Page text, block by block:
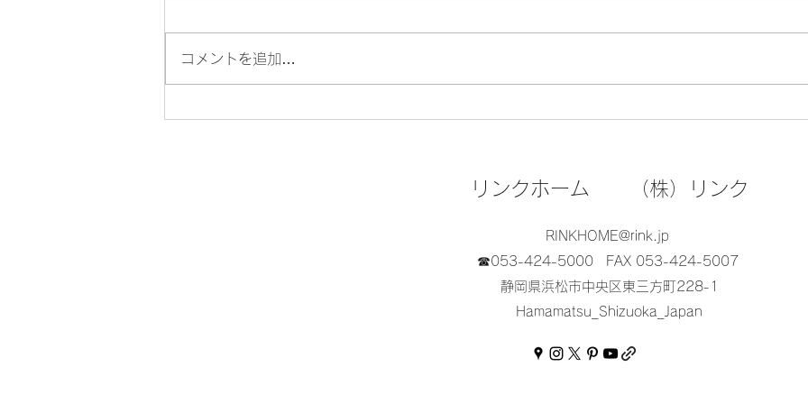
コメントを追加…
リンクホーム （株）リンク
RINKHOME@rink.jp
☎053-424-5000
FAX 053-424-5007
静岡県浜松市中央区東三方町228-1
Hamamatsu_Shizuoka_Japan